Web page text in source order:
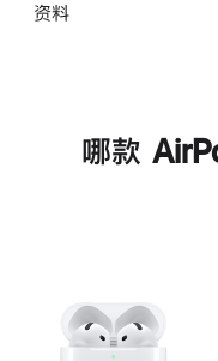
资料
哪款